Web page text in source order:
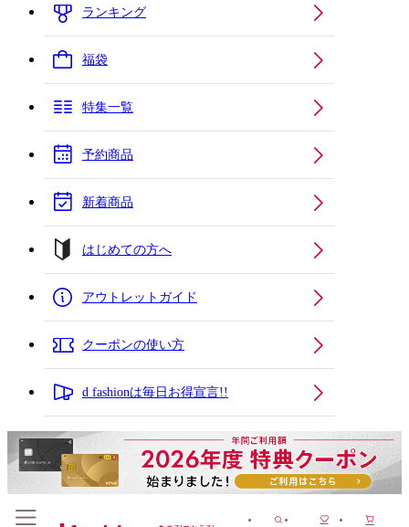
ランキング
福袋
特集一覧
予約商品
新着商品
はじめての方へ
アウトレットガイド
クーポンの使い方
d fashionは毎日お得宣言!!